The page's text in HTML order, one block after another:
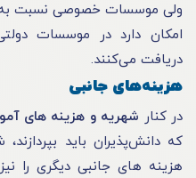
ولی موسسات خصوصی نسبت به
امکان دارد در موسسات
دریافت می‌کنند.
هزینه‌های جانبی
در کنار شهریه و هزینه های
که دانش‌پذیران باید
هزینه‌ های جانبی دیگری را